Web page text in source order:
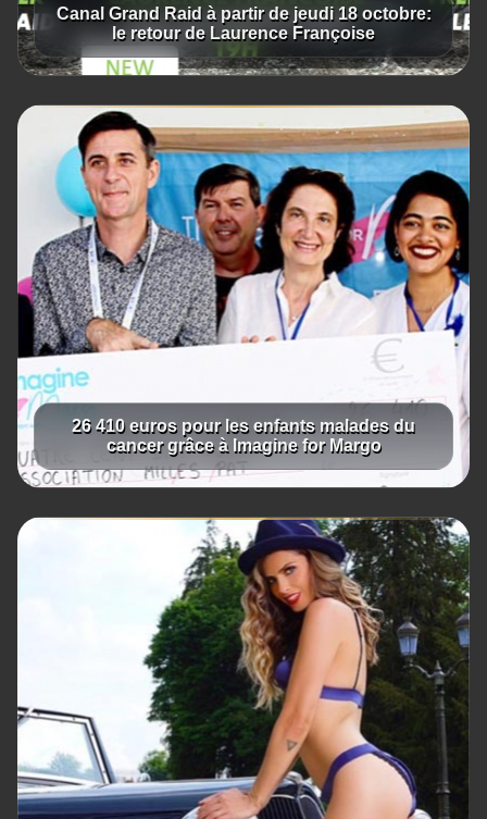
Canal Grand Raid à partir de jeudi 18 octobre:
le retour de Laurence Françoise
26 410 euros pour les enfants malades du
cancer grâce à Imagine for Margo